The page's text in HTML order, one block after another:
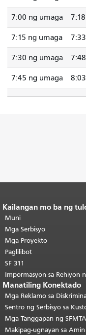
7:00 ng umaga
7:15 ng umaga
7:30 ng umaga
7:45 ng umaga
Katapusan ng nilalaman ng
pahina.
pahinang ito ay nauulit sa
pahina.Bumalik sa tuktok ng
pangunahing nilalaman
Kailangan mo ba ng
Muni
Mga Serbisyo
Mga Proyekto
Paglilibot
SF 311
Impormasyon sa Rehiyon
Manatiling Konektado
Mga Reklamo sa
Sentro ng Serbisyo sa
Mga Tanggapan ng SFMTA
Makipag-ugnayan sa Amin